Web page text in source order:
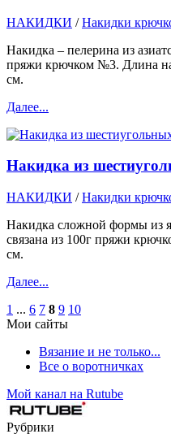
НАКИДКИ /Накидки
Накидка – пелерина из
пряжи крючком №3. Длина
см.
Далее...
Накидка из
НАКИДКИ /Накидки
Накидка сложной формы из
связана из 100г пряжи
см.
Далее...
1 ... 6 7 8 9 10
Мои сайты
Вязание и не только...
Все о воротничках
Мой канал на Rutube
Рубрики